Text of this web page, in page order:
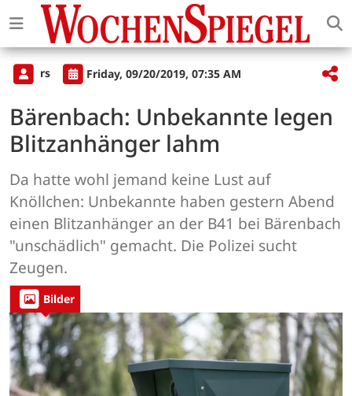
rs Friday, 09/20/2019, 07:35 AM
Bärenbach: Unbekannte legen
Blitzanhänger lahm
Da hatte wohl jemand keine Lust auf
Knöllchen: Unbekannte haben gestern Abend
einen Blitzanhänger an der B41 bei Bärenbach
"unschädlich" gemacht. Die Polizei sucht
Zeugen.
Bilder